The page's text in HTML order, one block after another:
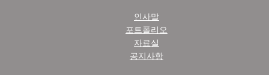
인사말
포트폴리오
자료실
공지사항